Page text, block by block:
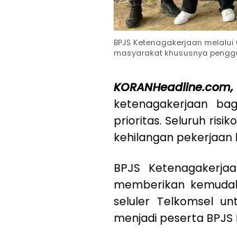
BPJS Ketenagakerjaan
masyarakat khususnya
KORANHeadline.com,
ketenagakerjaan
prioritas. Seluruh
kehilangan pekerjaan
BPJS
memberikan
seluler Telkomsel
menjadi peserta